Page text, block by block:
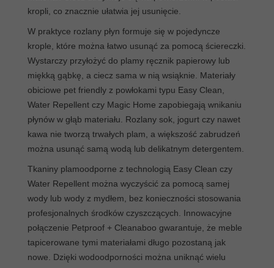
kropli, co znacznie ułatwia jej usunięcie.
W praktyce rozlany płyn formuje się w pojedyncze
krople, które można łatwo usunąć za pomocą ściereczki.
Wystarczy przyłożyć do plamy ręcznik papierowy lub
miękką gąbkę, a ciecz sama w nią wsiąknie. Materiały
obiciowe pet friendly z powłokami typu Easy Clean,
Water Repellent czy Magic Home zapobiegają wnikaniu
płynów w głąb materiału. Rozlany sok, jogurt czy nawet
kawa nie tworzą trwałych plam, a większość zabrudzeń
można usunąć samą wodą lub delikatnym detergentem.
Tkaniny plamoodporne z technologią Easy Clean czy
Water Repellent można wyczyścić za pomocą samej
wody lub wody z mydłem, bez konieczności stosowania
profesjonalnych środków czyszczących. Innowacyjne
połączenie Petproof + Cleanaboo gwarantuje, że meble
tapicerowane tymi materiałami długo pozostaną jak
nowe. Dzięki wodoodporności można uniknąć wielu